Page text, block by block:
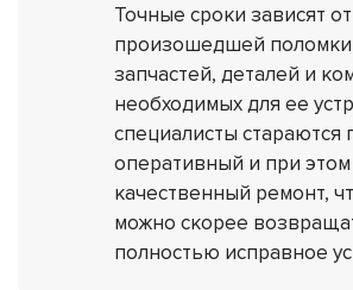
Точные сроки зависят
произошедшей
запчастей, деталей и
необходимых для ее
специалисты стараются
оперативный и при этом
качественный ремонт,
можно скорее
полностью исправное